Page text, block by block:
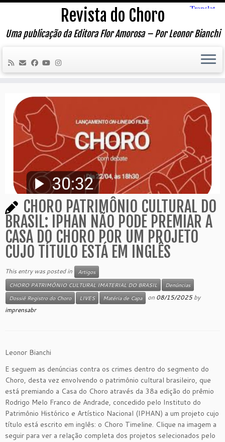
Skip
content
Revista do Choro
Uma publicação da Editora Flor Amorosa – Por Leonor Bianchi
CHORO PATRIMÔNIO CULTURAL DO
BRASIL: IPHAN NÃO PODE PREMIAR A
CASA DO CHORO POR UM PROJETO
CUJO TÍTULO ESTÁ EM INGLÊS
This entry was posted in
Artigos
CHORO PATRIMÔNIO CULTURAL IMATERIAL DO BRASIL
Denúncias
Dossiê Registro do Choro
LIVES Matéria de Capa on 08/15/2025 by
imprensabr
Leonor Bianchi
E seguem as denúncias contra os crimes dentro do segmento do
Choro, desta vez envolvendo o patrimônio cultural brasileiro, que
está premiando a Casa do Choro através da 38a edição do prêmio
Rodrigo Melo Franco de Andrade, concedido pelo Instituto do
Patrimônio Histórico e Artístico Nacional (IPHAN) a um projeto cujo
título está escrito em inglês: o Choro Timeline. Clique na imagem a
seguir para ver a relação completa dos projetos selecionados pelo